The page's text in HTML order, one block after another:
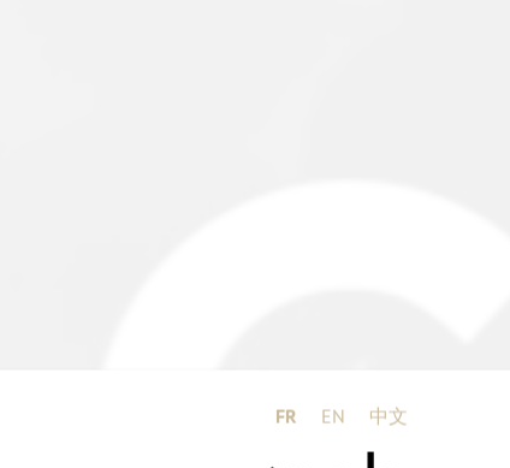
FR EN 中文